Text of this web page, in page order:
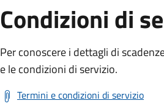
Condizioni di
Per conoscere i dettagli di
e le condizioni di servizio.
Termini e condizioni di servizio